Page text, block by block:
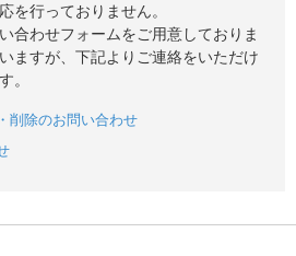
を行っておりません。
合わせフォームをご用意しておりま
ますが、下記よりご連絡をいただけ
。
削除のお問い合わせ